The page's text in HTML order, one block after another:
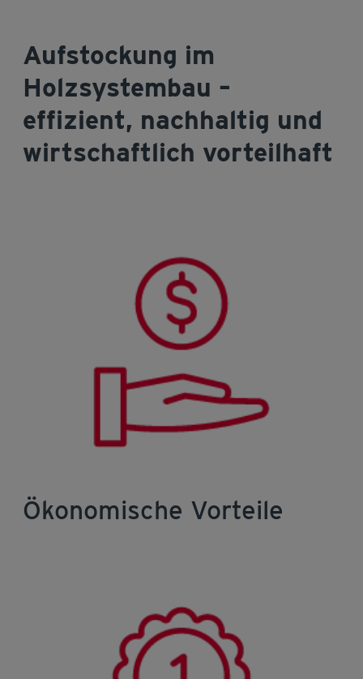
Aufstockung im
Holzsystembau –
effizient, nachhaltig und
wirtschaftlich vorteilhaft
Ökonomische Vorteile